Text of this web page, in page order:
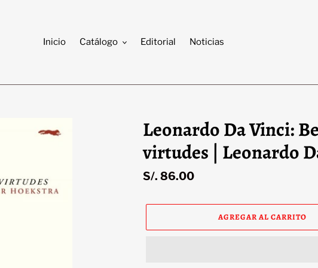
Inicio Catálogo Editorial Noticias
Leonardo Da Vinci:
virtudes | Leonardo
Precio
S/. 86.00
AGREGAR AL CARRITO